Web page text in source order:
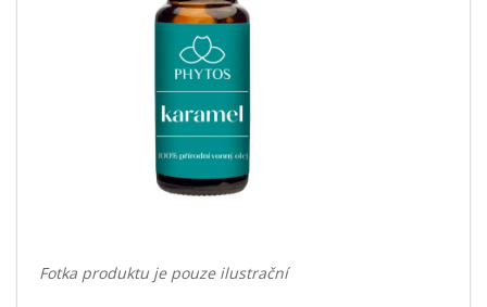
Fotka produktu je pouze ilustrační